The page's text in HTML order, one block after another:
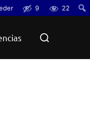
9
22
Buscar: